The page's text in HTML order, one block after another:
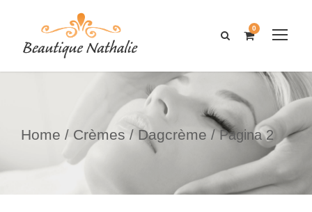
0
Home / Crèmes / Dagcrème / Pagina 2